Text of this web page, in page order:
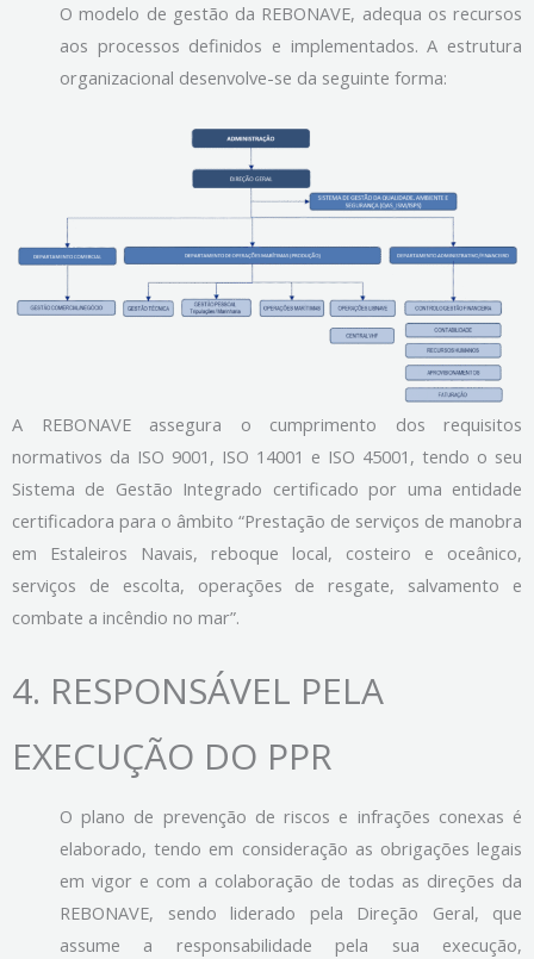
O modelo de gestão da REBONAVE, adequa os recursos
aos processos definidos e implementados. A estrutura
organizacional desenvolve-se da seguinte forma:
A REBONAVE assegura o cumprimento dos requisitos
normativos da ISO 9001, ISO 14001 e ISO 45001, tendo o seu
Sistema de Gestão Integrado certificado por uma entidade
certificadora para o âmbito “Prestação de serviços de manobra
em Estaleiros Navais, reboque local, costeiro e oceânico,
serviços de escolta, operações de resgate, salvamento e
combate a incêndio no mar”.
4. RESPONSÁVEL PELA
EXECUÇÃO DO PPR
O plano de prevenção de riscos e infrações conexas é
elaborado, tendo em consideração as obrigações legais
em vigor e com a colaboração de todas as direções da
REBONAVE, sendo liderado pela Direção Geral, que
assume a responsabilidade pela sua execução,